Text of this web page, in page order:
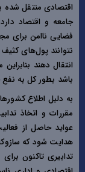
اقتصادی منتقل شده
جامعه و اقتصاد
فضایی ناامن برای
نتوانند پول‌های
انتقال دهند
باشد بطور کل به
به دلیل اطلاع
مقررات و اتخاذ
عواید حاصل از
هدایت شود که
تدابیری تاکنون